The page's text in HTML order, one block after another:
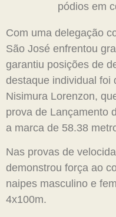
Com uma delegação
São José enfrentou
garantiu posições de
destaque individual foi
Nisimura Lorenzon,
prova de Lançamento
a marca de 58.38
Nas provas de
demonstrou força ao
naipes masculino e
4x100m.